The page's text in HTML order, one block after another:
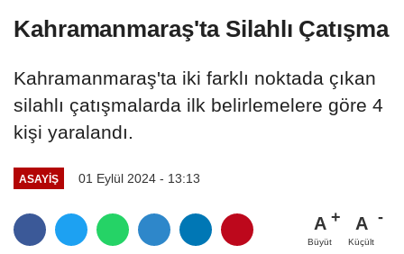
Kahramanmaraş'ta Silahlı Çatışma
Kahramanmaraş'ta iki farklı noktada çıkan
silahlı çatışmalarda ilk belirlemelere göre 4
kişi yaralandı.
ASAYİŞ 01 Eylül 2024 - 13:13
A
Büyüt
A
Küçült